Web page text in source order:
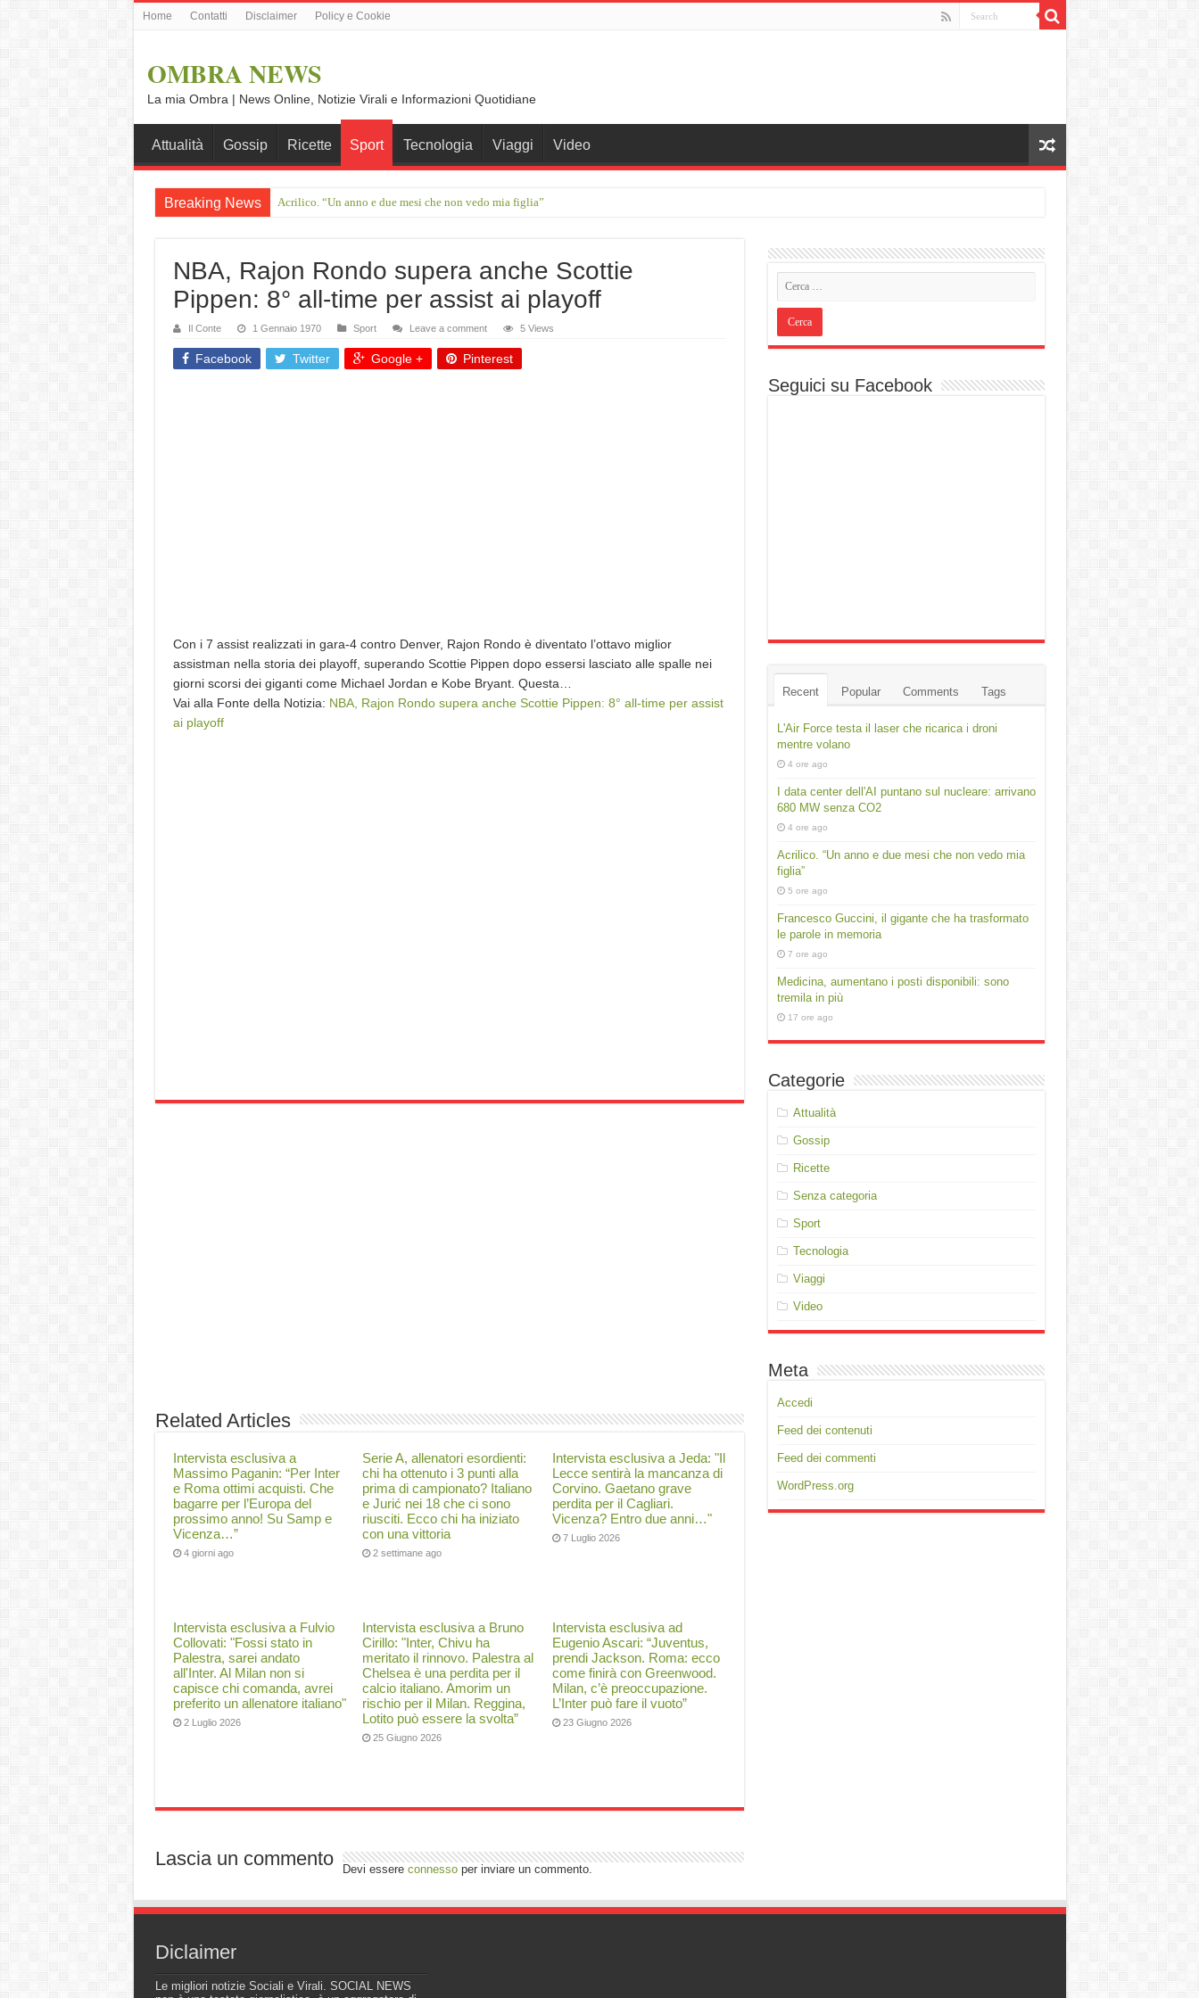
Home Contatti Disclaimer Policy e Cookie
OMBRA NEWS
La mia Ombra | News Online, Notizie Virali e Informazioni Quotidiane
Attualità Gossip Ricette Sport Tecnologia Viaggi Video
Breaking News Acrilico. “Un anno e due mesi che non vedo mia figlia”
Francesco Guccini, il gigante che ha trasformato le parole in memoria
NBA, Rajon Rondo supera anche Scottie
Pippen: 8° all-time per assist ai playoff
Il Conte 1 Gennaio 1970 Sport Leave a comment 5 Views
Facebook Twitter Google + Pinterest
Con i 7 assist realizzati in gara-4 contro Denver, Rajon Rondo è diventato l’ottavo miglior
assistman nella storia dei playoff, superando Scottie Pippen dopo essersi lasciato alle spalle nei
giorni scorsi dei giganti come Michael Jordan e Kobe Bryant. Questa…
Vai alla Fonte della Notizia: NBA, Rajon Rondo supera anche Scottie Pippen: 8° all-time per assist
ai playoff
Related Articles
Intervista esclusiva a
Massimo Paganin: “Per Inter
e Roma ottimi acquisti. Che
bagarre per l’Europa del
prossimo anno! Su Samp e
Vicenza…”
4 giorni ago
Serie A, allenatori esordienti:
chi ha ottenuto i 3 punti alla
prima di campionato? Italiano
e Jurić nei 18 che ci sono
riusciti. Ecco chi ha iniziato
con una vittoria
2 settimane ago
Intervista esclusiva a Jeda: "Il
Lecce sentirà la mancanza di
Corvino. Gaetano grave
perdita per il Cagliari.
Vicenza? Entro due anni…"
7 Luglio 2026
Intervista esclusiva a Fulvio
Collovati: "Fossi stato in
Palestra, sarei andato
all'Inter. Al Milan non si
capisce chi comanda, avrei
preferito un allenatore italiano"
2 Luglio 2026
Intervista esclusiva a Bruno
Cirillo: "Inter, Chivu ha
meritato il rinnovo. Palestra al
Chelsea è una perdita per il
calcio italiano. Amorim un
rischio per il Milan. Reggina,
Lotito può essere la svolta”
25 Giugno 2026
Intervista esclusiva ad
Eugenio Ascari: “Juventus,
prendi Jackson. Roma: ecco
come finirà con Greenwood.
Milan, c’è preoccupazione.
L’Inter può fare il vuoto”
23 Giugno 2026
Lascia un commento Devi essere connessoper inviare un commento.
Seguici su Facebook
Recent Popular Comments Tags
L'Air Force testa il laser che ricarica i droni
mentre volano
4 ore ago
I data center dell'AI puntano sul nucleare: arrivano
680 MW senza CO2
4 ore ago
Acrilico. “Un anno e due mesi che non vedo mia
figlia”
5 ore ago
Francesco Guccini, il gigante che ha trasformato
le parole in memoria
7 ore ago
Medicina, aumentano i posti disponibili: sono
tremila in più
17 ore ago
Categorie
Attualità
Gossip
Ricette
Senza categoria
Sport
Tecnologia
Viaggi
Video
Meta
Accedi
Feed dei contenuti
Feed dei commenti
WordPress.org
Diclaimer
Le migliori notizie Sociali e Virali. SOCIAL NEWS